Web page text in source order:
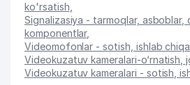
ko'rsatish
Signalizasiya - tarmoqlar, asboblar,
komponentlar,
Videomofonlar - sotish, ishlab
Videokuzatuv kameralari-o‘rnatish,
Videokuzatuv kameralari - sotish,